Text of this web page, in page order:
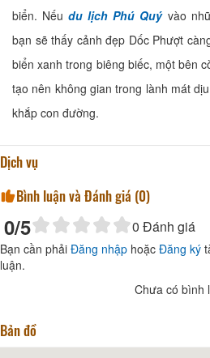
biển. Nếudu lịch Phú Quývào
bạn sẽ thấy cảnh đẹp Dốc Phượt
biển xanh trong biêng biếc, một bên
tạo nên không gian trong lành mát
khắp con đường.
Dịch vụ
Bình luận và Đánh giá (0)
0/5 0 Đánh giá
Bạn cần phải Đăng nhập hoặc Đăng ký
luận.
Chưa có bình
Bản đồ